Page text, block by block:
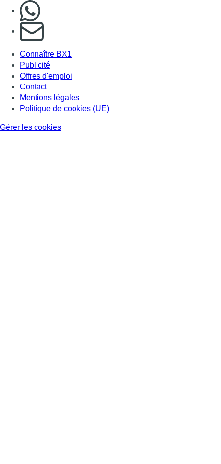
S'abonner à notre newsletter
Connaître BX1
Publicité
Offres d'emploi
Contact
Mentions légales
Politique de cookies (UE)
Gérer les cookies